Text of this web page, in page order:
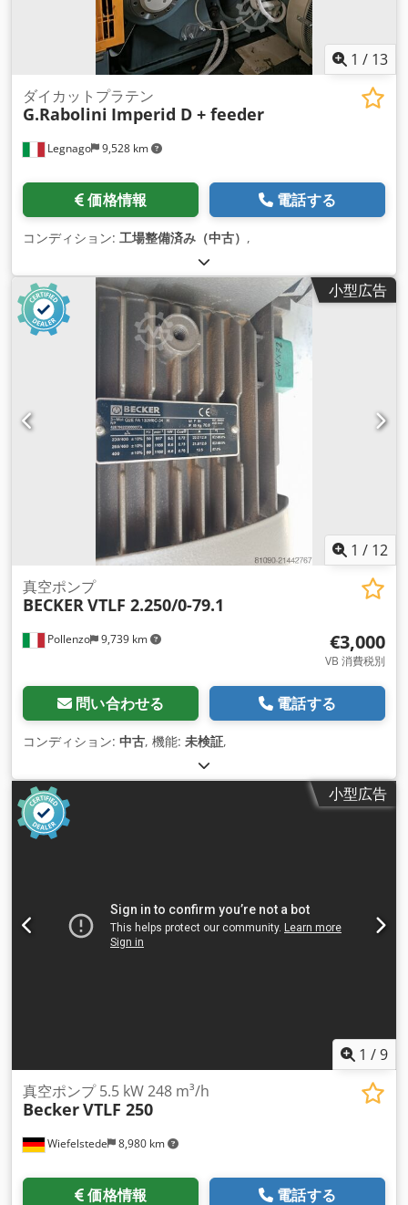
1 / 13
Legnago 9,528 km
ダイカットプラテン
G.Rabolini Imperid D + feeder
価格情報 電話する
コンディション: 工場整備済み（中古） ,
小型広告
1 / 12
Pollenzo 9,739 km
真空ポンプ
BECKERVTLF 2.250/0-79.1
€3,000
VB 消費税別
問い合わせる 電話する
コンディション: 中古, 機能: 未検証,
小型広告
1 /9
Wiefelstede 8,980 km
真空ポンプ 5.5 kW 248 m³/h
BeckerVTLF 250
価格情報 電話する